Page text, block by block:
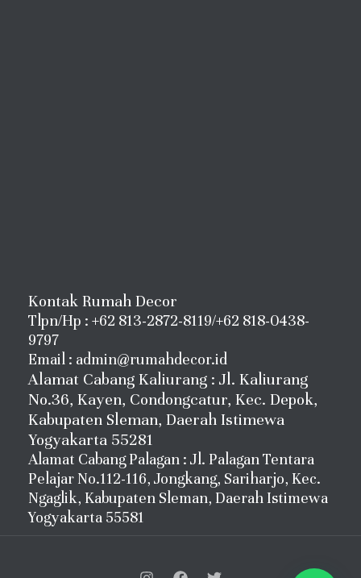
Kontak Rumah Decor
Tlpn/Hp : +62 813-2872-8119/+62 818-0438-
9797
Email : admin@rumahdecor.id
Alamat Cabang Kaliurang : Jl. Kaliurang
No.36, Kayen, Condongcatur, Kec. Depok,
Kabupaten Sleman, Daerah Istimewa
Yogyakarta 55281
Alamat Cabang Palagan : Jl. Palagan Tentara
Pelajar No.112-116, Jongkang, Sariharjo, Kec.
Ngaglik, Kabupaten Sleman, Daerah Istimewa
Yogyakarta 55581